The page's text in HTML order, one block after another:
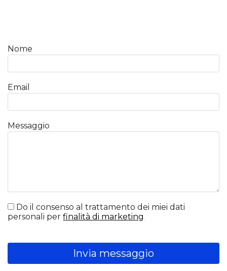
Nome
Email
Messaggio
Do il consenso al trattamento dei miei dati
personali perfinalità di marketing
Invia messaggio